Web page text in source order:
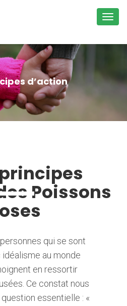
d’action
principes
Poissons
qui se sont
au monde
en ressortir
Ce constat nous
essentielle : «